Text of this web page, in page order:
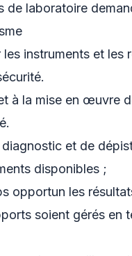
de laboratoire
instruments et les
à la mise en œuvre
et de
disponibles ;
opportun les
soient gérés